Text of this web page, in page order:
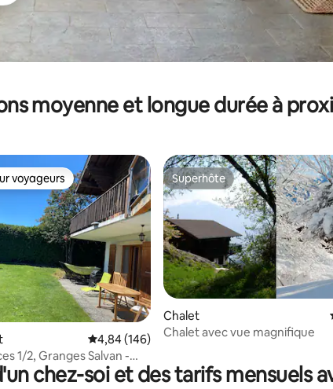
moyenne et longue durée à
la base de 17 commentaires : 5 sur 5
voyageurs
voyageurs
Évaluation moyenne sur la base de 146
4,84 (146)
1/2, Granges Salvan -
Superhôte
Superhôte
Chalet
Chalet avec vue magnifique
chez-soi et des tarifs mensuels